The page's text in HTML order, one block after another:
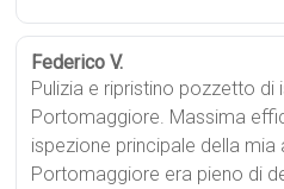
Federico V.
Pulizia e ripristino pozzetto di
Portomaggiore. Massima
ispezione principale della mia
Portomaggiore era pieno di